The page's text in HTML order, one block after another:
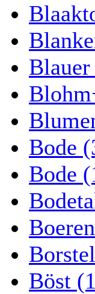
Blauer
Bode
Bode
Böst